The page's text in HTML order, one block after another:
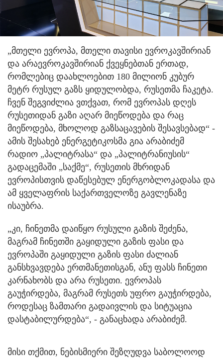
„მთელი ევროპა, მთელი თავისი ევროკავშირიან
და არაევროკავშირიან ქვეყნებთან ერთად,
რომლებიც დაახლოებით 180 მილიონ კუბურ
მეტრ რუსულ გაზს ყიდულობდა, რუსეთმა ჩაკეტა.
ჩვენ შეგვიძლია ვთქვათ, რომ ევროპას დღეს
რუსეთიდან გაზი აღარ მიეწოდება და რაც
მიეწოდება, მხოლოდ გაზსაცავების შესავსებად“ -
ამის შესახებ ენერგეტიკოსმა გია არაბიძემ
რადიო „პალიტრასა“ და „პალიტრანიუსის“
გადაცემაში „საქმე“, რუსეთის მხრიდან
ევროპისთვის დაწესებულ ენერგობლოკადასა და
ამ ყველაფრის საქართველოზე გავლენაზე
ისაუბრა.
„კი, ჩინეთმა დაიწყო რუსული გაზის შეძენა,
მაგრამ ჩინეთში გაყიდული გაზის ფასი და
ევროპაში გაყიდული გაზის ფასი ძალიან
განსხვავდება ერთმანეთისგან, ანუ ფასს ჩინეთი
კარნახობს და არა რუსეთი. ევროპას
გაუჭირდება, მაგრამ რუსეთს უფრო გაუჭირდება,
როდესაც ზამთარი გადაივლის და სიტუაცია
დასტაბილურდება“, - განაცხადა არაბიძემ.
მისი თქმით, ნებისმიერი შეზღუდვა საბოლოოდ